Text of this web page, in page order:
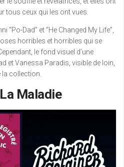
tous ceux qui les ont vues.
“Po-Dad” et “He Changed My Life”,
horribles et horribles qui se
le fond visuel d’une
et Vanessa Paradis, visible de loin,
collection.
Maladie